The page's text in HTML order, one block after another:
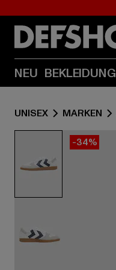
NEU BEKLEIDUNG
UNISEX MARKEN
-34%